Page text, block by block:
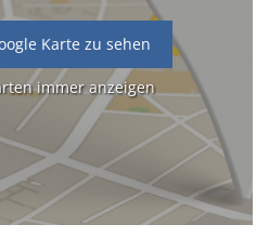
Karte zu sehen
immer anzeigen